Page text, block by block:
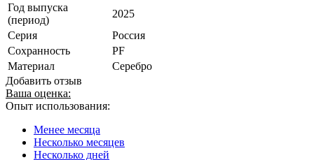
Год выпуска
(период)
2025
Серия
Россия
Сохранность
PF
Материал
Серебро
Добавить отзыв
Ваша оценка:
Опыт использования:
Менее месяца
Несколько месяцев
Несколько дней